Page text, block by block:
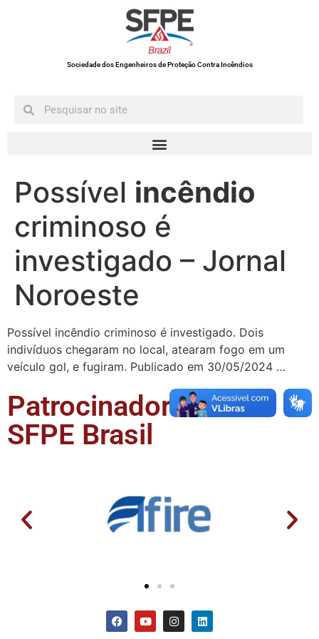
Sociedade dos Engenheiros de Proteção Contra Incêndios
Possível incêndio
criminoso é
investigado – Jornal
Noroeste
Possível incêndio criminoso é investigado. Dois
indivíduos chegaram no local, atearam fogo em um
veículo gol, e fugiram. Publicado em 30/05/2024 …
Patrocinadores da
SFPE Brasil